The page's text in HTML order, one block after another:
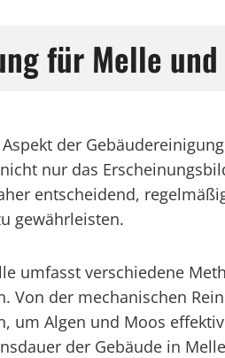
für Melle
der
nur das
entscheidend,
gewährleisten.
umfasst verschiedene
Von der mechanischen
um Algen und Moos
der Gebäude in